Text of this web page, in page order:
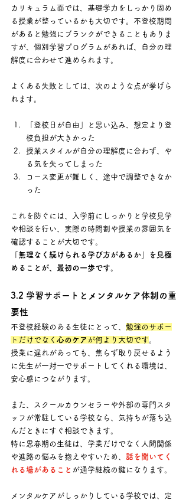
カリキュラム面では、基礎学力をしっかり固め
る授業が整っているかも大切です。不登校期間
があると勉強にブランクができることもありま
すが、個別学習プログラムがあれば、自分の理
解度に合わせて進められます。
よくある失敗としては、次のような点が挙げら
れます。
「登校日が自由」と思い込み、想定より登
校負担が大きかった
授業スタイルが自分の理解度に合わず、や
る気を失ってしまった
コース変更が難しく、途中で調整できなか
った
これを防ぐには、入学前にしっかりと学校見学
や相談を行い、実際の時間割や授業の雰囲気を
確認することが大切です。
「無理なく続けられる学び方があるか」を見極
めることが、最初の一歩です。
3.2 学習サポートとメンタルケア体制の重
要性
不登校経験のある生徒にとって、 勉強のサポー
トだけでなく 心のケア が何より大切です。
授業に遅れがあっても、焦らず取り戻せるよう
に先生が一対一でサポートしてくれる環境は、
安心感につながります。
また、スクールカウンセラーや外部の専門スタ
ッフが常駐している学校なら、気持ちが落ち込
んだときにすぐ相談できます。
特に思春期の生徒は、学業だけでなく人間関係
や進路の悩みを抱えやすいため、 話を聞いてく
れる場があること が通学継続の鍵になります。
メンタルケアがしっかりしている学校では、定